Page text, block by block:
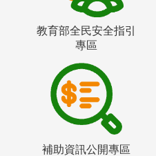
教育部全民安全指引
專區
補助資訊公開專區